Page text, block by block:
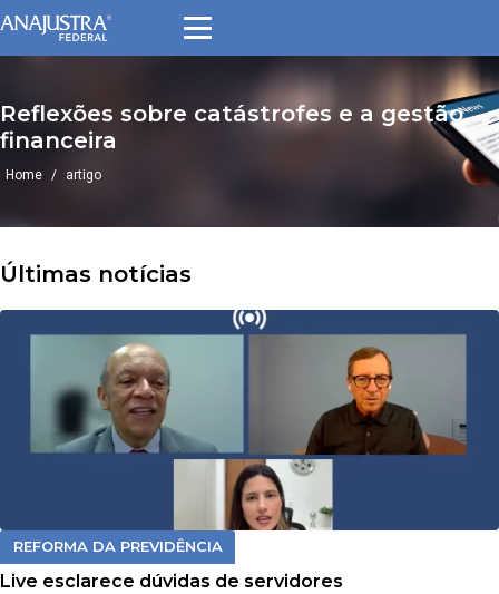
para
conteúdo
Reflexões sobre catástrofes e a gestão
financeira
Home / artigo
Últimas notícias
REFORMA DA PREVIDÊNCIA
Live esclarece dúvidas de servidores